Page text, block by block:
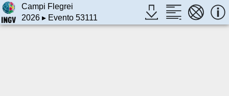
Campi Flegrei
2026▸ Evento 53111